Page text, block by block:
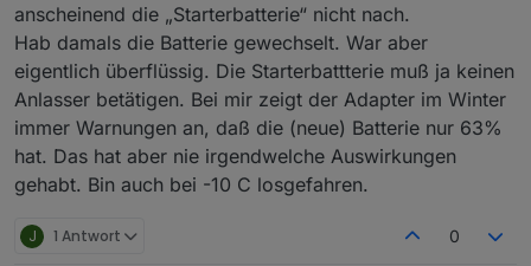
anscheinend die „Starterbatterie“ nicht nach.
Hab damals die Batterie gewechselt. War aber
eigentlich überflüssig. Die Starterbattterie muß ja keinen
Anlasser betätigen. Bei mir zeigt der Adapter im Winter
immer Warnungen an, daß die (neue) Batterie nur 63%
hat. Das hat aber nie irgendwelche Auswirkungen
gehabt. Bin auch bei -10 C losgefahren.
J 1 Antwort 0